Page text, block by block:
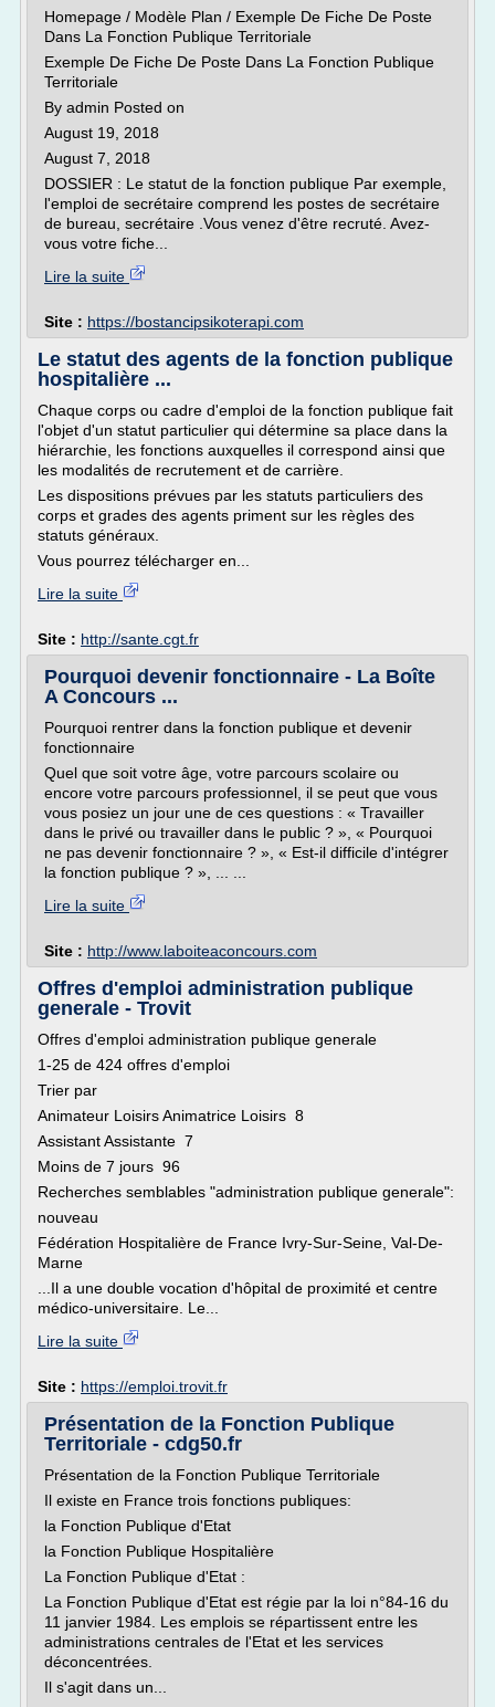
Homepage / Modèle Plan / Exemple De Fiche De Poste
Dans La Fonction Publique Territoriale
Exemple De Fiche De Poste Dans La Fonction Publique
Territoriale
By admin Posted on
August 19, 2018
August 7, 2018
DOSSIER : Le statut de la fonction publique Par exemple,
l'emploi de secrétaire comprend les postes de secrétaire
de bureau, secrétaire .Vous venez d'être recruté. Avez-
vous votre fiche...
Lire la suite
Site : https://bostancipsikoterapi.com
Le statut des agents de la fonction publique
hospitalière ...
Chaque corps ou cadre d'emploi de la fonction publique fait
l'objet d'un statut particulier qui détermine sa place dans la
hiérarchie, les fonctions auxquelles il correspond ainsi que
les modalités de recrutement et de carrière.
Les dispositions prévues par les statuts particuliers des
corps et grades des agents priment sur les règles des
statuts généraux.
Vous pourrez télécharger en...
Lire la suite
Site : http://sante.cgt.fr
Pourquoi devenir fonctionnaire - La Boîte
A Concours ...
Pourquoi rentrer dans la fonction publique et devenir
fonctionnaire
Quel que soit votre âge, votre parcours scolaire ou
encore votre parcours professionnel, il se peut que vous
vous posiez un jour une de ces questions : « Travailler
dans le privé ou travailler dans le public ? », « Pourquoi
ne pas devenir fonctionnaire ? », « Est-il difficile d'intégrer
la fonction publique ? », ... ...
Lire la suite
Site : http://www.laboiteaconcours.com
Offres d'emploi administration publique
generale - Trovit
Offres d'emploi administration publique generale
1-25 de 424 offres d'emploi
Trier par
Animateur Loisirs Animatrice Loisirs 8
Assistant Assistante 7
Moins de 7 jours 96
Recherches semblables "administration publique generale":
nouveau
Fédération Hospitalière de France Ivry-Sur-Seine, Val-De-
Marne
...Il a une double vocation d'hôpital de proximité et centre
médico-universitaire. Le...
Lire la suite
Site : https://emploi.trovit.fr
Présentation de la Fonction Publique
Territoriale - cdg50.fr
Présentation de la Fonction Publique Territoriale
Il existe en France trois fonctions publiques:
la Fonction Publique d'Etat
la Fonction Publique Hospitalière
La Fonction Publique d'Etat :
La Fonction Publique d'Etat est régie par la loi n°84-16 du
11 janvier 1984. Les emplois se répartissent entre les
administrations centrales de l'Etat et les services
déconcentrées.
Il s'agit dans un...